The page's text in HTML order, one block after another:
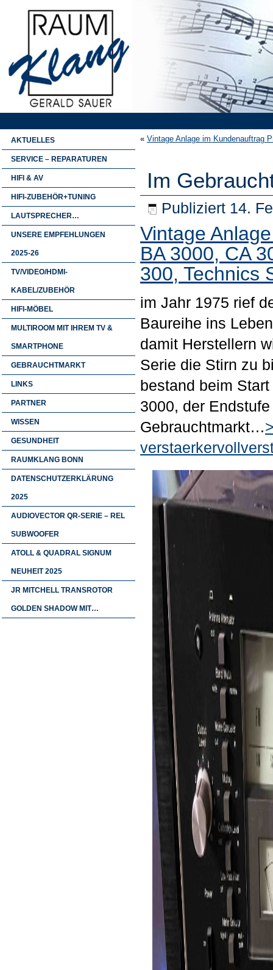
AKTUELLES
SERVICE – REPARATUREN
HIFI & AV
HIFI-ZUBEHÖR+TUNING
LAUTSPRECHER…
UNSERE EMPFEHLUNGEN
2025-26
TV/VIDEO/HDMI-
KABEL/ZUBEHÖR
HIFI-MÖBEL
MULTIROOM MIT IHREM TV &
SMARTPHONE
GEBRAUCHTMARKT
LINKS
PARTNER
WISSEN
GESUNDHEIT
RAUMKLANG BONN
DATENSCHUTZERKLÄRUNG
2025
AUDIOVECTOR QR-SERIE – REL
SUBWOOFER
ATOLL & QUADRAL SIGNUM
NEUHEIT 2025
JR MITCHELL TRANSROTOR
GOLDEN SHADOW MIT…
« Vintage Anlage im Kundenauftrag
Im
Publiziert 14.
Vintage
BA 3000, CA
300, Technics
im Jahr 1975 rief
Baureihe ins
damit Herstellern
Serie die Stirn zu
bestand beim
3000, der
Gebrauchtmarkt…